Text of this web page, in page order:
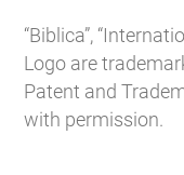
“Biblica”,
Logo are
Patent and
with permission.